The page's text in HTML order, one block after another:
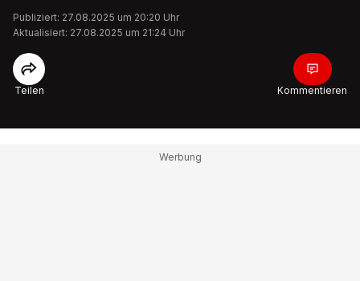
Publiziert: 27.08.2025 um 20:20 Uhr
Aktualisiert: 27.08.2025 um 21:24 Uhr
Teilen Kommentieren